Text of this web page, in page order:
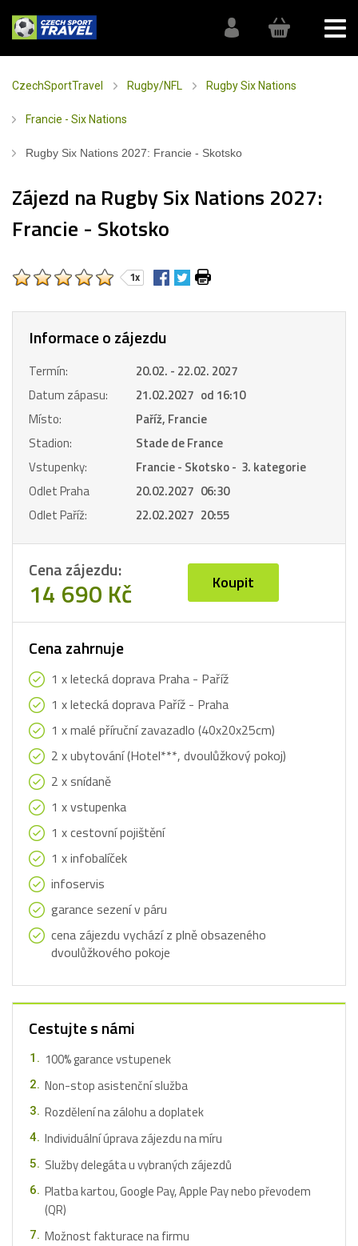
CzechSportTravel Rugby/NFL Rugby Six Nations
Francie - Six Nations
Rugby Six Nations 2027: Francie - Skotsko
Zájezd na Rugby Six Nations 2027:
Francie - Skotsko
1x
Informace o zájezdu
Termín:
20.02. - 22.02. 2027
Datum zápasu:
21.02.2027 od 16:10
Místo:
Paříž, Francie
Stadion:
Stade de France
Vstupenky:
Francie - Skotsko - 3. kategorie
Odlet Praha
20.02.2027 06:30
Odlet Paříž:
22.02.2027 20:55
Cena zájezdu:
14 690 Kč Koupit
Cena zahrnuje
1 x letecká doprava Praha - Paříž
1 x letecká doprava Paříž - Praha
1 x malé příruční zavazadlo (40x20x25cm)
2 x ubytování (Hotel***, dvoulůžkový pokoj)
2 x snídaně
1 x vstupenka
1 x cestovní pojištění
1 x infobalíček
infoservis
garance sezení v páru
cena zájezdu vychází z plně obsazeného
dvoulůžkového pokoje
Cestujte s námi
100% garance vstupenek
Non-stop asistenční služba
Rozdělení na zálohu a doplatek
Individuální úprava zájezdu na míru
Služby delegáta u vybraných zájezdů
Platba kartou, Google Pay, Apple Pay nebo převodem
(QR)
Možnost fakturace na firmu